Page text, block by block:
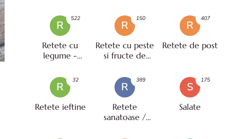
R
Retete cu
legume -
522
R
Retete cu peste
si fructe de
150
R
Retete de post
407
R
Retete ieftine
32
R
Retete
sanatoase /
389
S
Salate
175